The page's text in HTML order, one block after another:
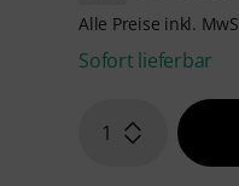
Alle Preise inkl.
Sofort lieferbar
1